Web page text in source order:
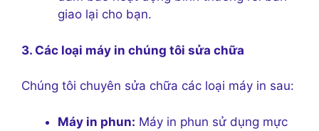
giao lại cho bạn.
3. Các loại máy in chúng tôi sửa chữa
Chúng tôi chuyên sửa chữa các loại máy in sau:
Máy in phun: Máy in phun sử dụng mực